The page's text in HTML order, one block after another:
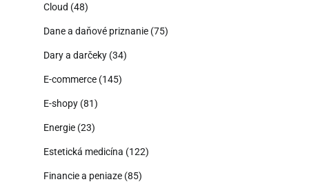
Cloud (48)
Dane a daňové priznanie (75)
Dary a darčeky (34)
E-commerce (145)
E-shopy (81)
Energie (23)
Estetická medicína (122)
Financie a peniaze (85)